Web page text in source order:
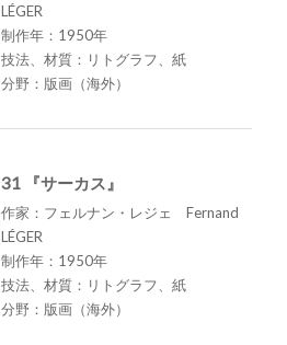
LÉGER
制作年：1950年
技法、材質：リトグラフ、紙
分野：版画（海外）
31 『サーカス』
作家：フェルナン・レジェ Fernand
LÉGER
制作年：1950年
技法、材質：リトグラフ、紙
分野：版画（海外）